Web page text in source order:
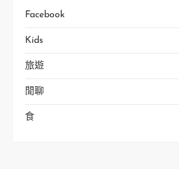
Facebook
Kids
旅遊
閒聊
食